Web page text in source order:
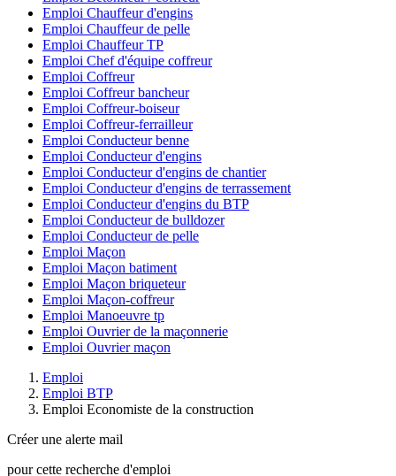
Emploi Chauffeur d'engins
Emploi Chauffeur de pelle
Emploi Chauffeur TP
Emploi Chef d'équipe coffreur
Emploi Coffreur
Emploi Coffreur bancheur
Emploi Coffreur-boiseur
Emploi Coffreur-ferrailleur
Emploi Conducteur benne
Emploi Conducteur d'engins
Emploi Conducteur d'engins de chantier
Emploi Conducteur d'engins de terrassement
Emploi Conducteur d'engins du BTP
Emploi Conducteur de bulldozer
Emploi Conducteur de pelle
Emploi Maçon
Emploi Maçon batiment
Emploi Maçon briqueteur
Emploi Maçon-coffreur
Emploi Manoeuvre tp
Emploi Ouvrier de la maçonnerie
Emploi Ouvrier maçon
Emploi
Emploi BTP
Emploi Economiste de la construction
Créer une alerte mail
pour cette recherche d'emploi